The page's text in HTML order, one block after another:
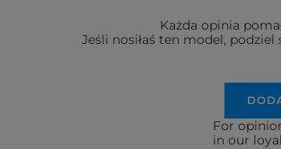
Każda opinia
Jeśli nosiłaś ten model,
For
in our